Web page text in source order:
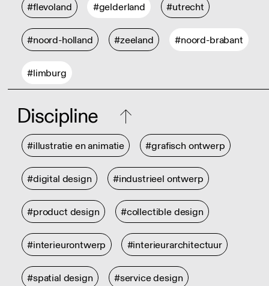
#flevoland #gelderland #utrecht
#noord-holland #zeeland #noord-brabant
#limburg
Discipline
#illustratie en animatie #grafisch ontwerp
#digital design #industrieel ontwerp
#product design #collectible design
#interieurontwerp #interieurarchitectuur
#spatial design #service design